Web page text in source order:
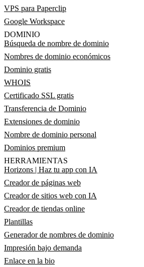
VPS para Paperclip
Google Workspace
DOMINIO
Búsqueda de nombre de dominio
Nombres de dominio económicos
Dominio gratis
WHOIS
Certificado SSL gratis
Transferencia de Dominio
Extensiones de dominio
Nombre de dominio personal
Dominios premium
HERRAMIENTAS
Horizons | Haz tu app con IA
Creador de páginas web
Creador de sitios web con IA
Creador de tiendas online
Plantillas
Generador de nombres de dominio
Impresión bajo demanda
Enlace en la bio